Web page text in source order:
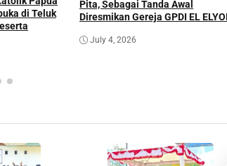
di Teluk
Pita, Sebagai Tanda Awal
Diresmikan Gereja GPDI EL
July 4, 2026